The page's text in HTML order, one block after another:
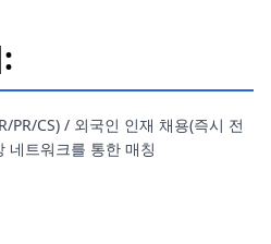
PR/CS) / 외국인 인재 채용(즉시 전
네트워크를 통한 매칭